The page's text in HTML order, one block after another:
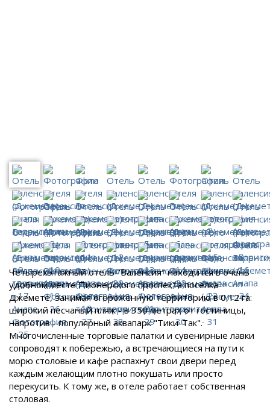
Четырехэтажный отель "Валенсия" находится в очень
удобном месте Пионерского проспекта поселка
Джемете, занимая огороженную территорию в 0,12 га:
широкий песчаный пляж - в 350 метрах от гостиницы,
напротив - популярный аквапарк "Тики-Так".
Многочисленные торговые палатки и сувенирные лавки
сопроводят к побережью, а встречающиеся на пути к
морю столовые и кафе распахнут свои двери перед
каждым желающим плотно покушать или просто
перекусить. К тому же, в отеле работает собственная
столовая.